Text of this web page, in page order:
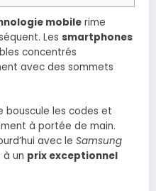
mobile rime
Les smartphones
concentrés
avec des sommets
bouscule les codes et
à portée de main.
avec le Samsung
à un prix exceptionnel